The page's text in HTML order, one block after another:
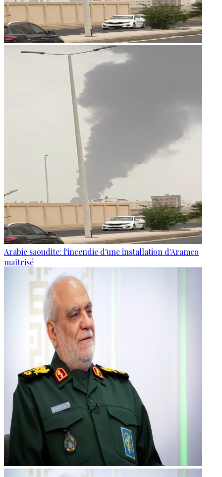
Arabie saoudite: l'incendie d'une installation d'Aramco
maîtrisé